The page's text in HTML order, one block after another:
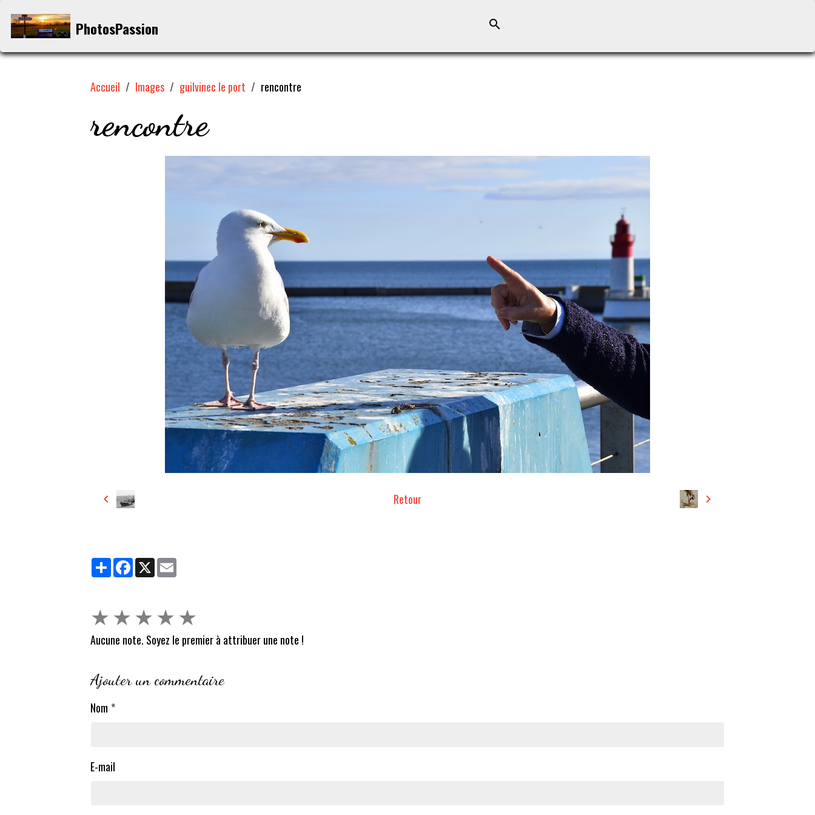
PhotosPassion
Accueil Images guilvinec le port rencontre
rencontre
Retour
PartagerFacebook
X
★★★★★
Aucune note. Soyez le premier à attribuer une note !
Ajouter un commentaire
Nom
E-mail